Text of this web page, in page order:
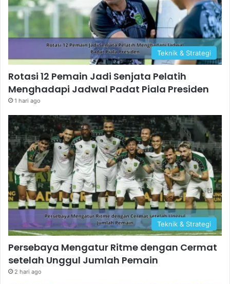
Teknik & Strategi
Rotasi 12 Pemain Jadi Senjata Pelatih
Menghadapi Jadwal Padat Piala Presiden
1 hari ago
Teknik & Strategi
Persebaya Mengatur Ritme dengan Cermat
setelah Unggul Jumlah Pemain
2 hari ago